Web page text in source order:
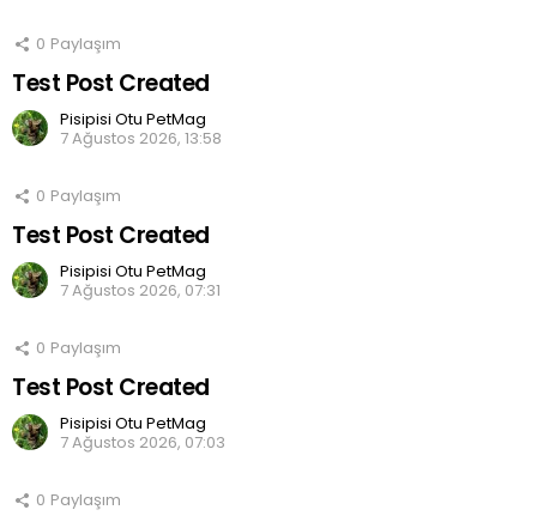
0 Paylaşım
Test Post Created
Pisipisi Otu PetMag
7 Ağustos 2026, 13:58
0 Paylaşım
Test Post Created
Pisipisi Otu PetMag
7 Ağustos 2026, 07:31
0 Paylaşım
Test Post Created
Pisipisi Otu PetMag
7 Ağustos 2026, 07:03
0 Paylaşım